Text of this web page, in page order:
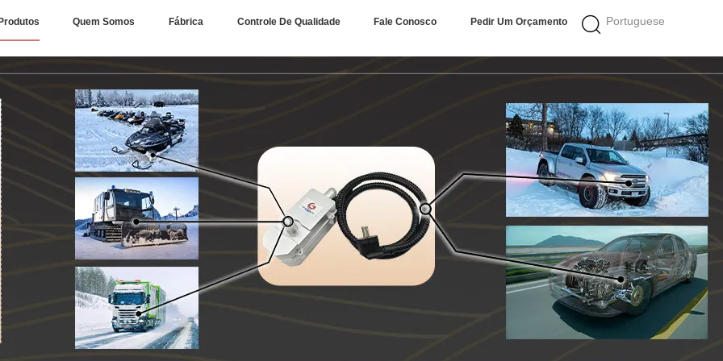
Portuguese
Quem Somos Fábrica Controle De Qualidade Fale Conosco Pedir Um Orçamento